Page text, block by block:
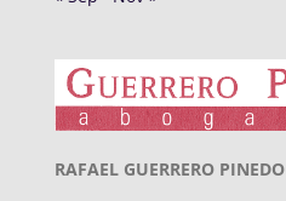
RAFAEL GUERRERO PINEDO